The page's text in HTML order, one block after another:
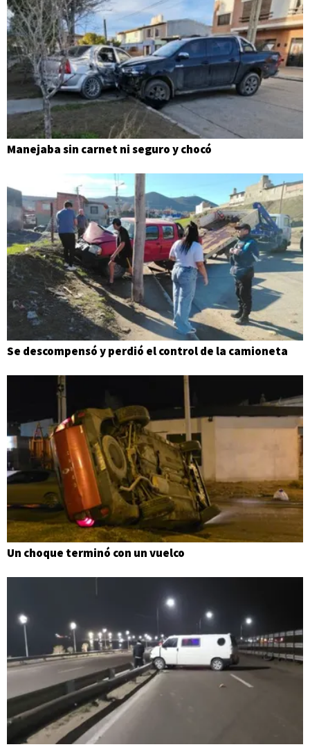
Manejaba sin carnet ni seguro y chocó
Se descompensó y perdió el control de la camioneta
Un choque terminó con un vuelco